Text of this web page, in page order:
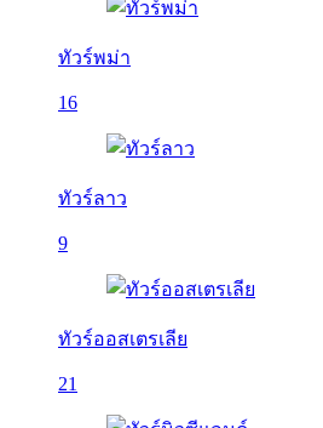
ทัวร์พม่า
16
ทัวร์ลาว
9
ทัวร์ออสเตรเลีย
21